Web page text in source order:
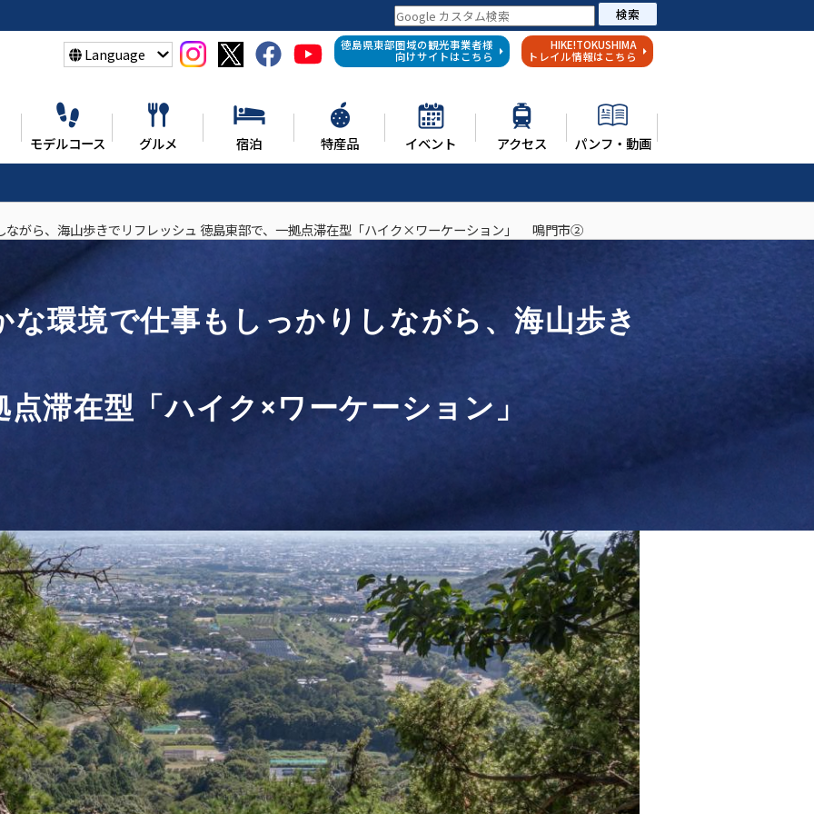
検索
Language
徳島県東部圏域の観光事業者様
向けサイトはこちら
HIKE!TOKUSHIMA
トレイル情報はこちら
モデルコース グルメ 宿泊 特産品 イベント アクセス パンフ・動画
ながら、海山歩きでリフレッシュ 徳島東部で、一拠点滞在型「ハイク×ワーケーション」 鳴門市②
な環境で仕事もしっかりしながら、海山歩き
点滞在型「ハイク×ワーケーション」